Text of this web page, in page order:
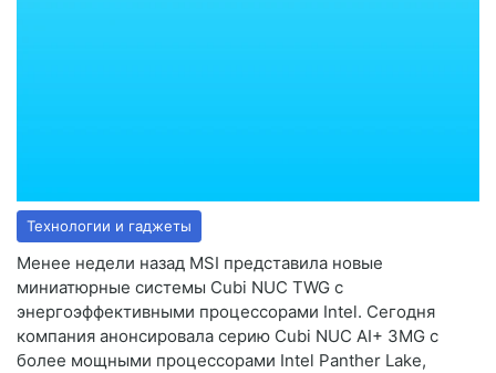
Технологии и гаджеты
Менее недели назад MSI представила новые
миниатюрные системы Cubi NUC TWG с
энергоэффективными процессорами Intel. Сегодня
компания анонсировала серию Cubi NUC AI+ 3MG с
более мощными процессорами Intel Panther Lake,